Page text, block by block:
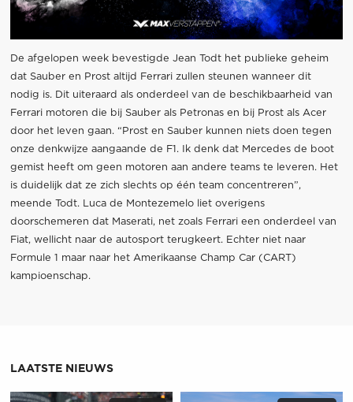
De afgelopen week bevestigde Jean Todt het publieke geheim
dat Sauber en Prost altijd Ferrari zullen steunen wanneer dit
nodig is. Dit uiteraard als onderdeel van de beschikbaarheid van
Ferrari motoren die bij Sauber als Petronas en bij Prost als Acer
door het leven gaan. “Prost en Sauber kunnen niets doen tegen
onze denkwijze aangaande de F1. Ik denk dat Mercedes de boot
gemist heeft om geen motoren aan andere teams te leveren. Het
is duidelijk dat ze zich slechts op één team concentreren”,
meende Todt. Luca de Montezemelo liet overigens
doorschemeren dat Maserati, net zoals Ferrari een onderdeel van
Fiat, wellicht naar de autosport terugkeert. Echter niet naar
Formule 1 maar naar het Amerikaanse Champ Car (CART)
kampioenschap.
LAATSTE NIEUWS